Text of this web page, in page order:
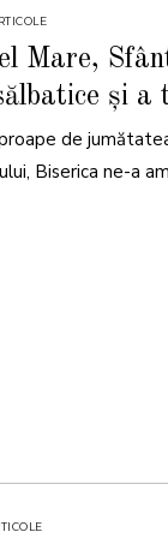
Mare,
și
de
Biserica ne-a